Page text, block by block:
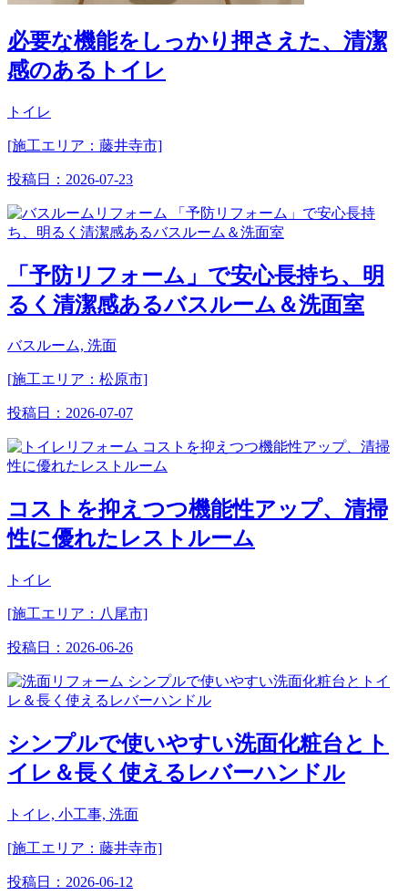
必要な機能をしっかり押さえた、清潔
感のあるトイレ
トイレ
[施工エリア：藤井寺市]
投稿日： 2026-07-23
「予防リフォーム」で安心長持ち、明
るく清潔感あるバスルーム＆洗面室
バスルーム, 洗面
[施工エリア：松原市]
投稿日： 2026-07-07
コストを抑えつつ機能性アップ、清掃
性に優れたレストルーム
トイレ
[施工エリア：八尾市]
投稿日： 2026-06-26
シンプルで使いやすい洗面化粧台とト
イレ＆長く使えるレバーハンドル
トイレ, 小工事, 洗面
[施工エリア：藤井寺市]
投稿日： 2026-06-12